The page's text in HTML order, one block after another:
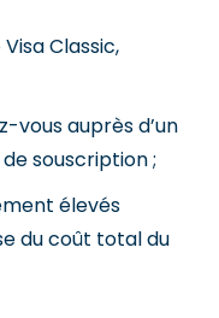
Classic,
vous auprès d’un
souscription ;
élevés
du coût total du